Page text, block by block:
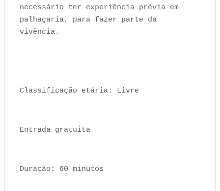
necessário ter experiência prévia em
palhaçaria, para fazer parte da
vivência.
Classificação etária: Livre
Entrada gratuita
Duração: 60 minutos